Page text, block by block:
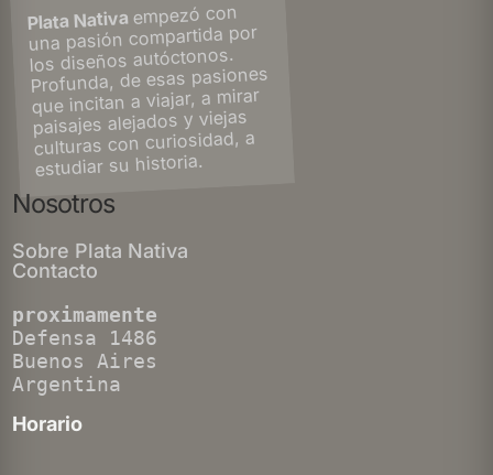
Plata Nativaempezó con
una pasión compartida por
los diseños autóctonos.
Profunda, de esas pasiones
que incitan a viajar, a mirar
paisajes alejados y viejas
culturas con curiosidad, a
estudiar su historia.
Nosotros
Sobre Plata Nativa
Contacto
proximamente
Defensa 1486
Buenos Aires
Argentina
Horario